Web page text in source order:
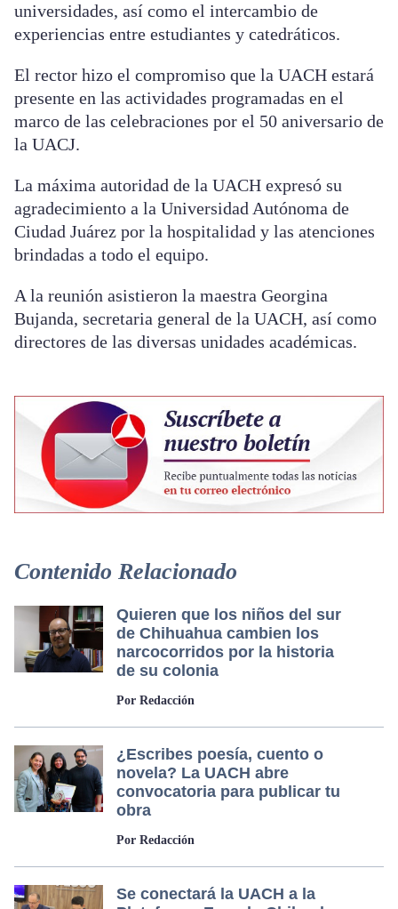
universidades, así como el intercambio de
experiencias entre estudiantes y catedráticos.
El rector hizo el compromiso que la UACH estará
presente en las actividades programadas en el
marco de las celebraciones por el 50 aniversario de
la UACJ.
La máxima autoridad de la UACH expresó su
agradecimiento a la Universidad Autónoma de
Ciudad Juárez por la hospitalidad y las atenciones
brindadas a todo el equipo.
A la reunión asistieron la maestra Georgina
Bujanda, secretaria general de la UACH, así como
directores de las diversas unidades académicas.
Contenido Relacionado
Quieren que los niños del sur
de Chihuahua cambien los
narcocorridos por la historia
de su colonia
Por Redacción
¿Escribes poesía, cuento o
novela? La UACH abre
convocatoria para publicar tu
obra
Por Redacción
Se conectará la UACH a la